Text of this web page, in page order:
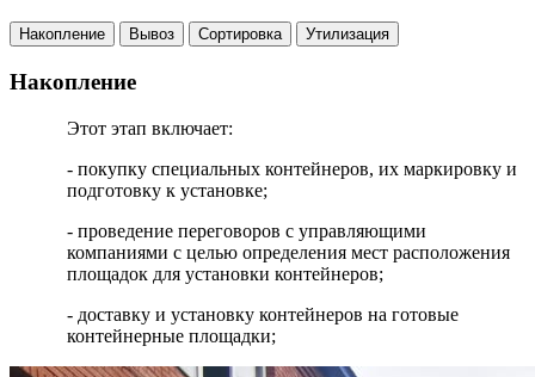
Накопление Вывоз Сортировка Утилизация
Накопление
Этот этап включает:
- покупку специальных контейнеров, их маркировку и
подготовку к установке;
- проведение переговоров с управляющими
компаниями с целью определения мест расположения
площадок для установки контейнеров;
- доставку и установку контейнеров на готовые
контейнерные площадки;